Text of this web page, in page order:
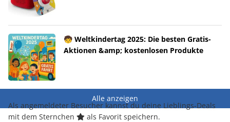
🧒 Weltkindertag 2025: Die besten Gratis-
Aktionen &amp; kostenlosen Produkte
Alle anzeigen
Als angemeldeter Besucher kannst du deine Lieblings-Deals
mit dem Sternchen
als Favorit speichern.